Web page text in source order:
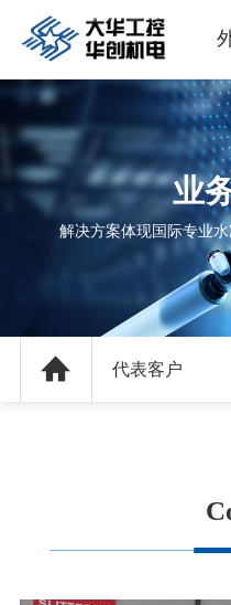
业
解决方案体现国际专业
代表客户